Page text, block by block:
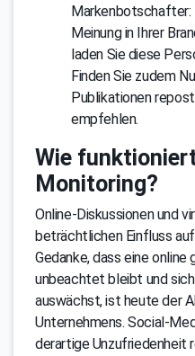
Markenbotschafter:
Meinung in Ihrer
laden Sie diese
Finden Sie zudem
Publikationen
empfehlen.
Wie
Monitoring?
Online-Diskussionen und
beträchtlichen Einfluss
Gedanke, dass eine
unbeachtet bleibt und sich
auswächst, ist heute der
Unternehmens. Social-
derartige Unzufriedenheit